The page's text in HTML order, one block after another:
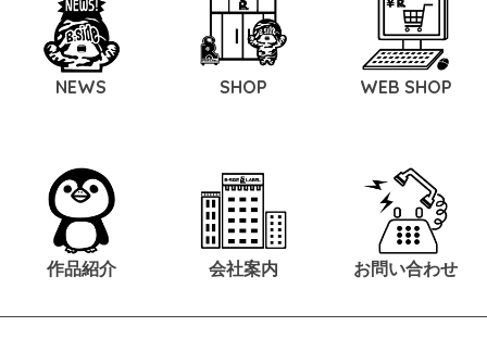
NEWS SHOP WEB SHOP
作品紹介 会社案内 お問い合わせ